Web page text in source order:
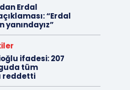
Erdal
“Erdal
yanındayız”
ifadesi: 207
tüm
reddetti